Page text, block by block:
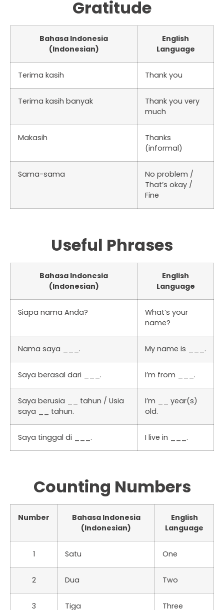
Gratitude
Bahasa Indonesia
(Indonesian)
English
Language
Terima kasih Thank you
Terima kasih banyak
Thank you very
much
Makasih
Thanks
(informal)
Sama-sama
No problem /
That’s okay /
Fine
Useful Phrases
Bahasa Indonesia
(Indonesian)
English
Language
Siapa nama Anda?
What’s your
name?
Nama saya ___. My name is ___.
Saya berasal dari ___. I’m from ___.
Saya berusia __ tahun / Usia
saya __ tahun.
I’m __ year(s)
old.
Saya tinggal di ___. I live in ___.
Counting Numbers
Number
Bahasa Indonesia
(Indonesian)
English
Language
1 Satu One
2 Dua Two
3 Tiga Three